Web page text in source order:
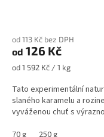
od 113 Kč bez DPH
od 126 Kč
Měrná
od 1 592 Kč / 1 kg
Tato experimentální
slaného karamelu a
vyváženou chuť s
70 g
250 g